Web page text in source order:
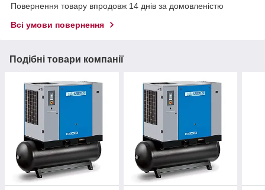
Повернення товару впродовж 14 днів за домовленістю
Всі умови повернення
Подібні товари компанії